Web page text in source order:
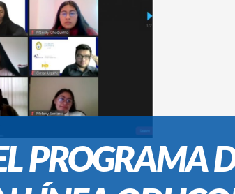
PROGRAMA